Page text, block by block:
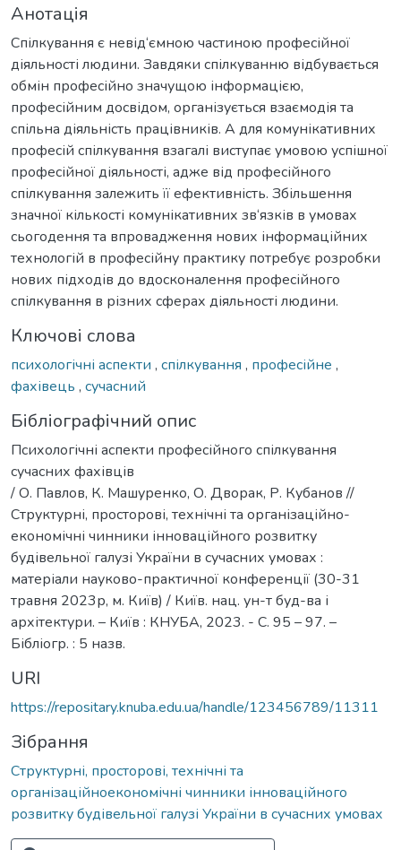
Анотація
Спілкування є невід‘ємною частиною професійної
діяльності людини. Завдяки спілкуванню відбувається
обмін професійно значущою інформацією,
професійним досвідом, організується взаємодія та
спільна діяльність працівників. А для комунікативних
професій спілкування взагалі виступає умовою успішної
професійної діяльності, адже від професійного
спілкування залежить її ефективність. Збільшення
значної кількості комунікативних зв‘язків в умовах
сьогодення та впровадження нових інформаційних
технологій в професійну практику потребує розробки
нових підходів до вдосконалення професійного
спілкування в різних сферах діяльності людини.
Ключові слова
психологічні аспекти , спілкування , професійне ,
фахівець , сучасний
Бібліографічний опис
Психологічні аспекти професійного спілкування
сучасних фахівців
/ О. Павлов, К. Машуренко, О. Дворак, Р. Кубанов //
Структурні, просторові, технічні та організаційно-
економічні чинники інноваційного розвитку
будівельної галузі України в сучасних умовах :
матеріали науково-практичної конференції (30-31
травня 2023р, м. Київ) / Київ. нац. ун-т буд-ва і
архітектури. – Київ : КНУБА, 2023. - С. 95 – 97. –
Бібліогр. : 5 назв.
URI
https://repositary.knuba.edu.ua/handle/123456789/11311
Зібрання
Структурні, просторові, технічні та
організаційноекономічні чинники інноваційного
розвитку будівельної галузі України в сучасних умовах